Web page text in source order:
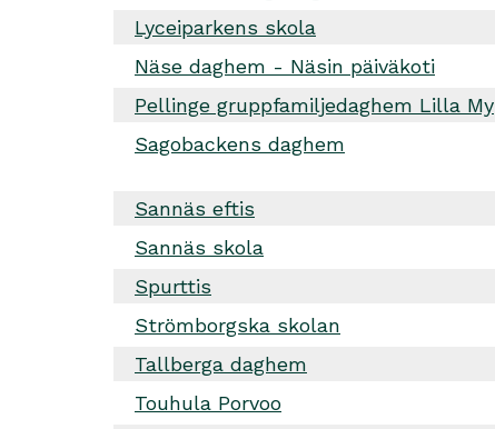
Lyceiparkens skola
Näse daghem - Näsin päiväkoti
Pellinge gruppfamiljedaghem Lilla My
Sagobackens daghem
Sannäs eftis
Sannäs skola
Spurttis
Strömborgska skolan
Tallberga daghem
Touhula Porvoo